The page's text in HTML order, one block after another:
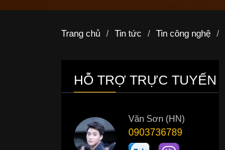
Trang chủ / Tin tức / Tin công nghệ /
HỖ TRỢ TRỰC TUYẾN
Văn Sơn (HN)
0903736789